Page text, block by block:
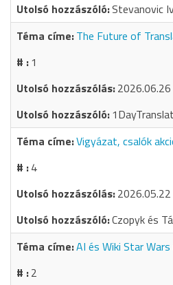
Stevanovic
The Future of
1
Vigyázat, csalók
4
Czopyk és
AI és Wiki Star Wars
2